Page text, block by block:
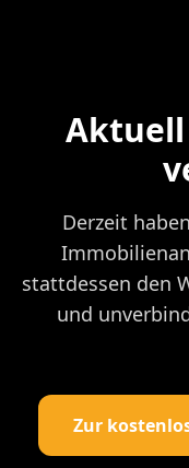
Derzeit
stattdessen den
und
Zur